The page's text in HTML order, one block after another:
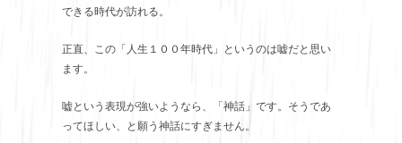
できる時代が訪れる。
正直、この「人生１００年時代」というのは嘘だと思い
ます。
嘘という表現が強いようなら、「神話」です。そうであ
ってほしい、と願う神話にすぎません。